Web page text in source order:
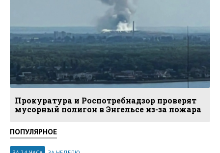
Прокуратура и Роспотребнадзор проверят
мусорный полигон в Энгельсе из-за пожара
ПОПУЛЯРНОЕ